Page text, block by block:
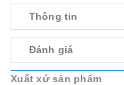
Thông tin
Đánh giá
Xuất xứ sản phẩm